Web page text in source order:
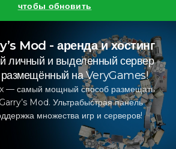
чтобы обновить
Mod - аренда и хостинг
личный и выделенный сервер
на VeryGames!
— самый мощный способ размещать
Mod. Ультрабыстрая панель
множества игр и серверов!